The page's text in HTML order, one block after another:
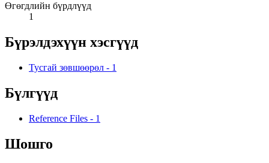
Өгөгдлийн бүрдлүүд
1
Бүрэлдэхүүн хэсгүүд
Тусгай зөвшөөрөл - 1
Бүлгүүд
Reference Files - 1
Шошго